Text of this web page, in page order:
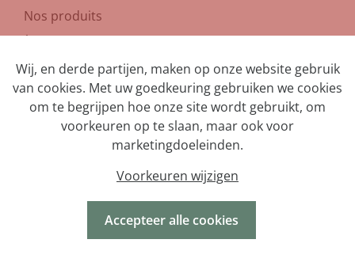
Nos produits
Contact
Privacy
Disclaimer
Wij, en derde partijen, maken op onze website gebruik
van cookies. Met uw goedkeuring gebruiken we cookies
om te begrijpen hoe onze site wordt gebruikt, om
voorkeuren op te slaan, maar ook voor
marketingdoeleinden.
Voorkeuren wijzigen
Accepteer alle cookies